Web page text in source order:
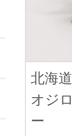
北海道
オジ
ー